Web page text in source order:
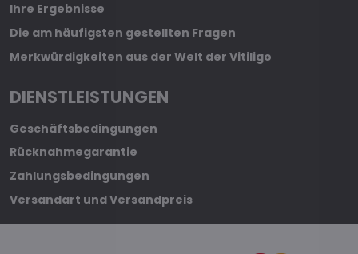
Ihre Ergebnisse
Die am häufigsten gestellten Fragen
Merkwürdigkeiten aus der Welt der Vitiligo
DIENSTLEISTUNGEN
Geschäftsbedingungen
Rücknahmegarantie
Zahlungsbedingungen
Versandart und Versandpreis